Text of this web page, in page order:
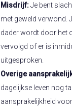
Misdrijf:Je bent
met geweld verwond.
dader wordt door het
vervolgd of er is
uitgesproken.
Overige
dagelijkse leven nog
aansprakelijkheid